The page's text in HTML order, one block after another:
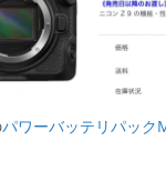
パワーバッテリパック